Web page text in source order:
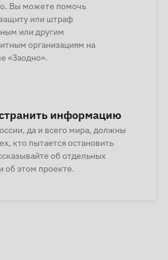
Вы можете помочь
или штраф
или другим
организациям на
«Заодно».
информацию
да и всего мира, должны
кто пытается остановить
об отдельных
об этом проекте.